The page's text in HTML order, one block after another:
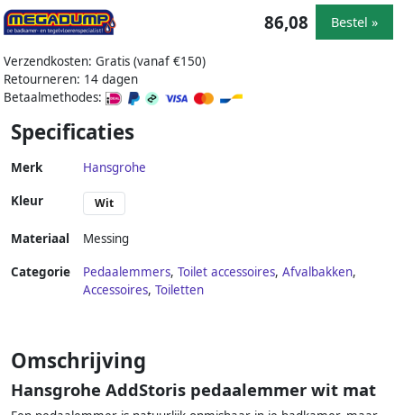
Verzendkosten: Gratis (vanaf €150)
Retourneren: 14 dagen
Betaalmethodes:
86,08 Bestel »
Specificaties
Merk Hansgrohe
Kleur Wit
Materiaal Messing
Categorie Pedaalemmers, Toilet accessoires, Afvalbakken,
Accessoires, Toiletten
Omschrijving
Hansgrohe AddStoris pedaalemmer wit mat